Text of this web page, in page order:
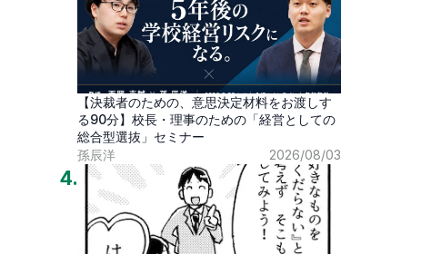
【決裁者のための、意思決定材料をお渡しす
る90分】校長・理事のための「経営としての
総合型選抜」セミナー
孫辰洋
2026/08/03
4.